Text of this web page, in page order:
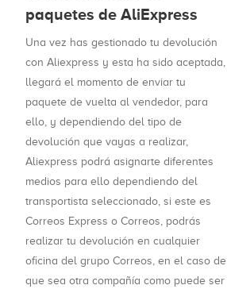
paquetes de AliExpress
Una vez has gestionado tu devolución
con Aliexpress y esta ha sido aceptada,
llegará el momento de enviar tu
paquete de vuelta al vendedor, para
ello, y dependiendo del tipo de
devolución que vayas a realizar,
Aliexpress podrá asignarte diferentes
medios para ello dependiendo del
transportista seleccionado, si este es
Correos Express o Correos, podrás
realizar tu devolución en cualquier
oficina del grupo Correos, en el caso de
que sea otra compañía como puede ser